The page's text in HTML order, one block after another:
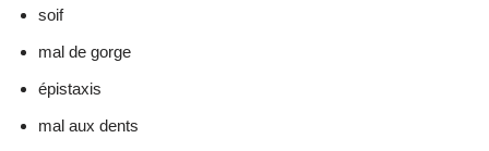
soif
mal de gorge
épistaxis
mal aux dents